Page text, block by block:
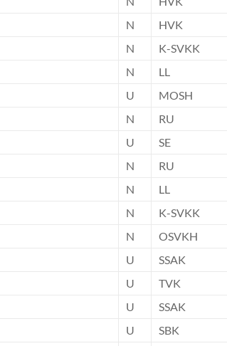
N
HVK
N
K-SVKK
N
LL
U
MOSH
N
RU
U
SE
N
RU
N
LL
N
K-SVKK
N
OSVKH
U
SSAK
U
TVK
U
SSAK
U
SBK